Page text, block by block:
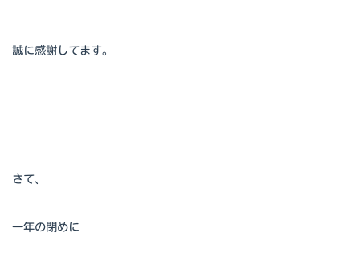
誠に感謝してます。
さて、
一年の閉めに